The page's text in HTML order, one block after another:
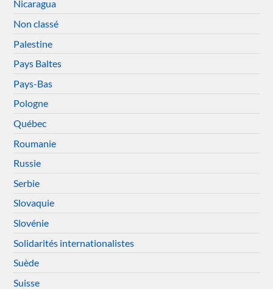
Nicaragua
Non classé
Palestine
Pays Baltes
Pays-Bas
Pologne
Québec
Roumanie
Russie
Serbie
Slovaquie
Slovénie
Solidarités internationalistes
Suède
Suisse